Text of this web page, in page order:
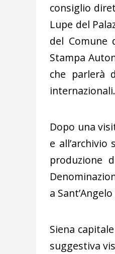
consiglio
Lupe del
del Comune
Stampa
che parlerà
internazionali.
Dopo una
e
produzione
a
Siena
suggestiva